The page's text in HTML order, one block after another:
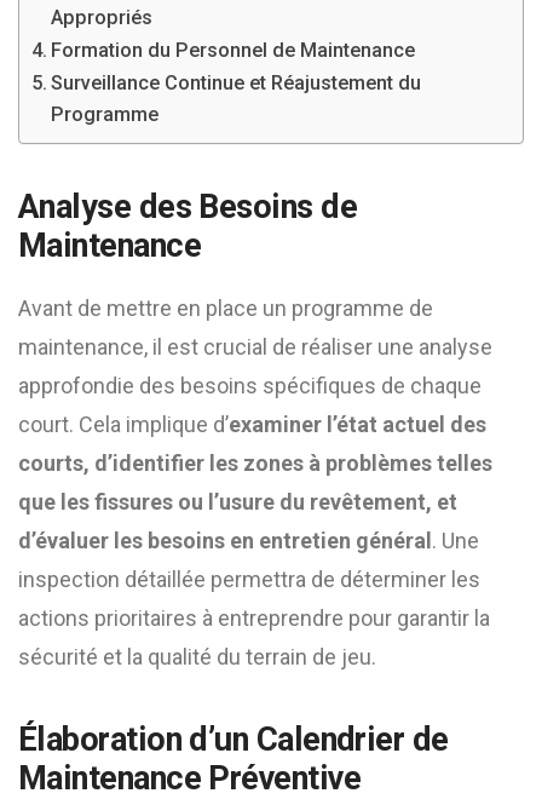
Appropriés
Formation du Personnel de Maintenance
Surveillance Continue et Réajustement du
Programme
Analyse des Besoins de
Maintenance
Avant de mettre en place un programme de
maintenance, il est crucial de réaliser une analyse
approfondie des besoins spécifiques de chaque
court. Cela implique d’examiner l’état actuel des
courts, d’identifier les zones à problèmes telles
que les fissures ou l’usure du revêtement, et
d’évaluer les besoins en entretien général . Une
inspection détaillée permettra de déterminer les
actions prioritaires à entreprendre pour garantir la
sécurité et la qualité du terrain de jeu.
Élaboration d’un Calendrier de
Maintenance Préventive